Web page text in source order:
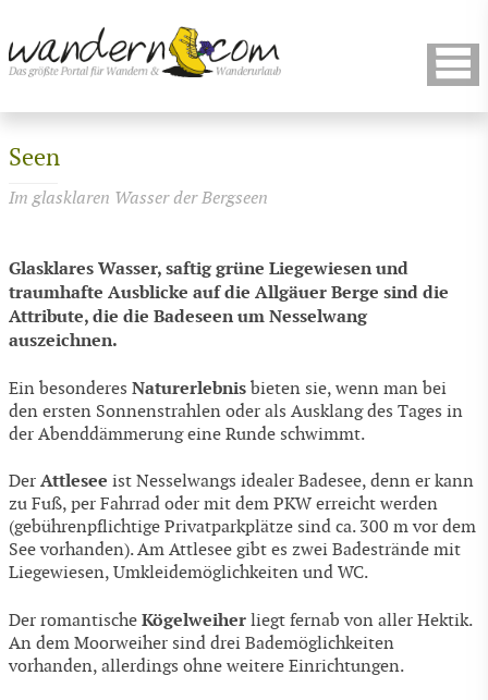
Seen
Im glasklaren Wasser der Bergseen
Glasklares Wasser, saftig grüne Liegewiesen und
traumhafte Ausblicke auf die Allgäuer Berge sind die
Attribute, die die Badeseen um Nesselwang
auszeichnen.
Ein besonderes Naturerlebnis bieten sie, wenn man bei
den ersten Sonnenstrahlen oder als Ausklang des Tages in
der Abenddämmerung eine Runde schwimmt.
Der Attlesee ist Nesselwangs idealer Badesee, denn er kann
zu Fuß, per Fahrrad oder mit dem PKW erreicht werden
(gebührenpflichtige Privatparkplätze sind ca. 300 m vor dem
See vorhanden). Am Attlesee gibt es zwei Badestrände mit
Liegewiesen, Umkleidemöglichkeiten und WC.
Der romantische Kögelweiher liegt fernab von aller Hektik.
An dem Moorweiher sind drei Bademöglichkeiten
vorhanden, allerdings ohne weitere Einrichtungen.